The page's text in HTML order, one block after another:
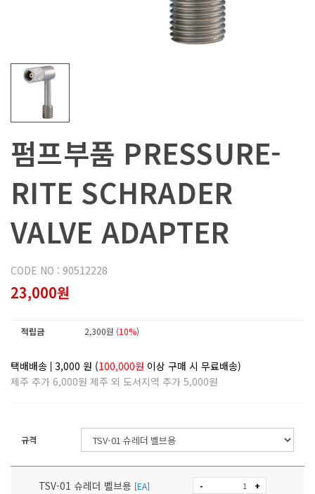
펌프부품 PRESSURE-
RITE SCHRADER
VALVE ADAPTER
CODE NO : 90512228
23,000원
적립금 2,300원 (10%)
택배배송 3,000 원 (100,000원 이상 구매 시 무료배송)
제주 추가 6,000원 제주 외 도서지역 추가 5,000원
규격
TSV-01 슈레더 벨브용 [EA] - +